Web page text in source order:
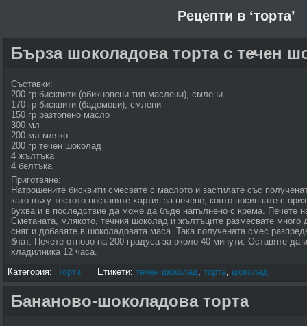
Рецепти в ‘торта’
Бърза шоколадова торта с течен
Съставки:
200 гр бисквити (обикновени тип маслени), смлени
170 гр бисквити (бадемови), смлени
150 гр разтопено масло
300 мл
200 мл мляко
200 гр течен шоколад
4 жълтъка
4 белтъка
Приготвяне:
Натрошените бисквити смесвате с маслото и застилате със
като въху тестото поставяте хартия за печене, която посипвате с
бухва и в последствие да може да бъде напълнено с крема. Печете
Сметаната, млякото, течния шоколад и жълтъците размесвате много
сняг и добавяте в шоколадовата маса. Така получената смес
блат. Печете отново на 200 градуса за около 40 минути. Оставяте да
хладилника 12 часа.
Категория: Торти Етикети: течен шоколад, торта, шоколад
Бананово-шоколадова торта